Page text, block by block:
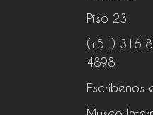
Piso 23
(+51) 316
4898
Escríbenos